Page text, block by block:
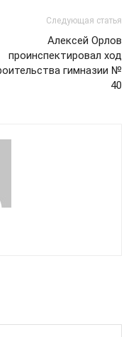
Следующая статья
Алексей Орлов
проинспектировал ход
гимназии №
40